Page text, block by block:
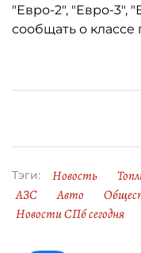
"Евро-2", "Евро-3",
сообщать о классе
Тэги: Новость
АЗС
Авто
Новости СПб сегодня